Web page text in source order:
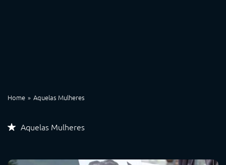
Home Aquelas Mulheres
Aquelas Mulheres